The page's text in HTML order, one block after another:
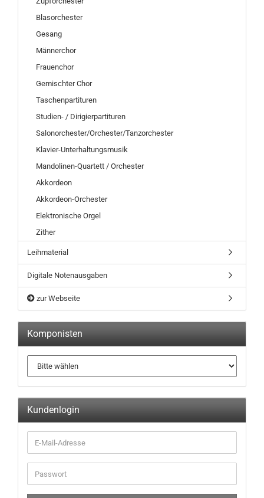
Blasorchester
Gesang
Männerchor
Frauenchor
Gemischter Chor
Taschenpartituren
Studien- / Dirigierpartituren
Salonorchester/Orchester/Tanzorchester
Klavier-Unterhaltungsmusik
Mandolinen-Quartett / Orchester
Akkordeon
Akkordeon-Orchester
Elektronische Orgel
Zither
Leihmaterial
Digitale Notenausgaben
zur Webseite
Komponisten
Kundenlogin